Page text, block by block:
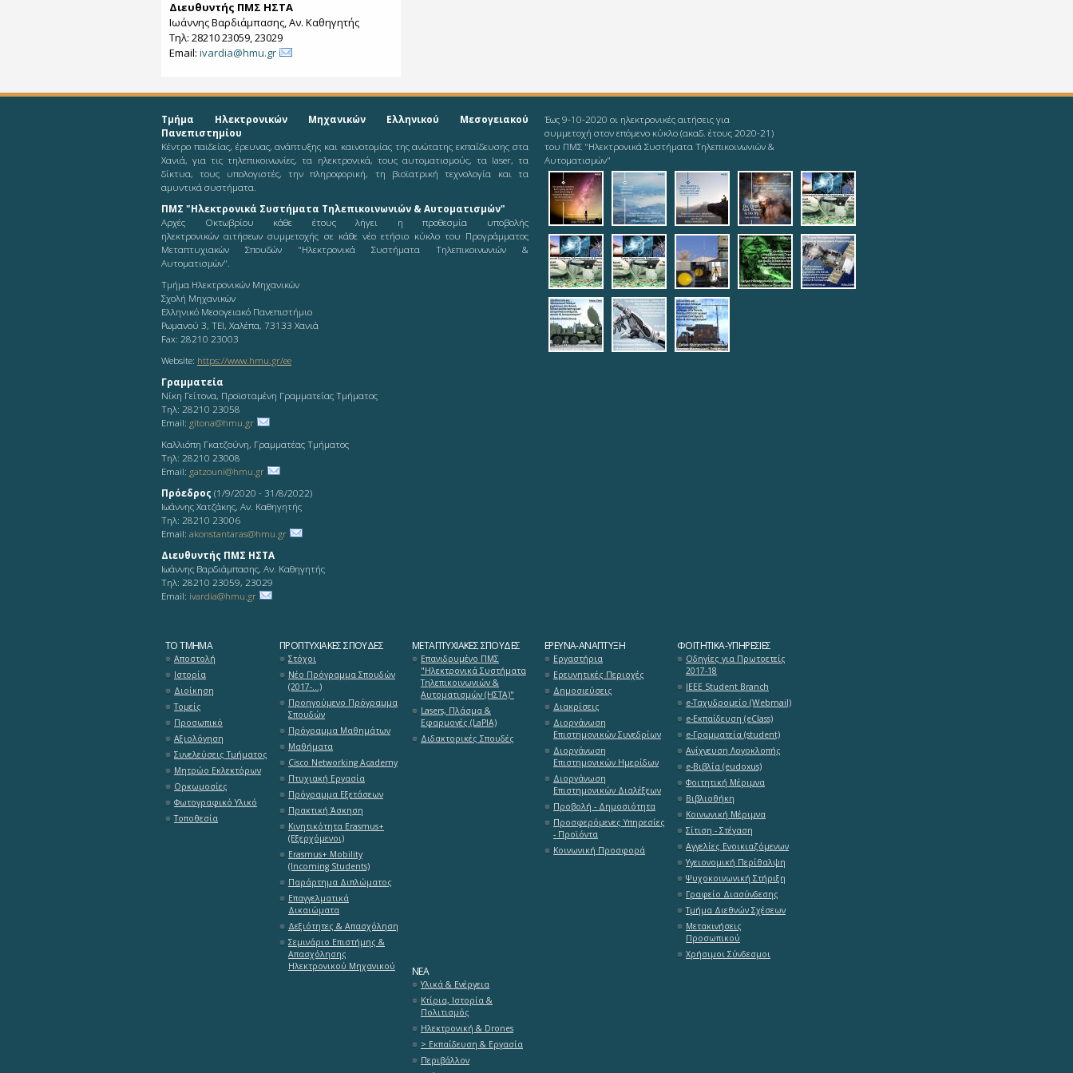
Διευθυντής ΠΜΣ ΗΣΤΑ
Ιωάννης Βαρδιάμπασης, Αν. Καθηγητής
Τηλ: 28210 23059, 23029
Email: ivardia@hmu.gr
Τμήμα Ηλεκτρονικών Μηχανικών Ελληνικού Μεσογειακού
Πανεπιστημίου
Κέντρο παιδείας, έρευνας, ανάπτυξης και καινοτομίας της ανώτατης εκπαίδευσης στα
Χανιά, για τις τηλεπικοινωνίες, τα ηλεκτρονικά, τους αυτοματισμούς, τα laser, τα
δίκτυα, τους υπολογιστές, την πληροφορική, τη βιοϊατρική τεχνολογία και τα
αμυντικά συστήματα.
ΠΜΣ "Ηλεκτρονικά Συστήματα Τηλεπικοινωνιών & Αυτοματισμών"
Αρχές Οκτωβρίου κάθε έτους λήγει η προθεσμία υποβολής
ηλεκτρονικών αιτήσεων συμμετοχής σε κάθε νέο ετήσιο κύκλο του Προγράμματος
Μεταπτυχιακών Σπουδών "Ηλεκτρονικά Συστήματα Τηλεπικοινωνιών &
Αυτοματισμών".
Τμήμα Ηλεκτρονικών Μηχανικών
Σχολή Μηχανικών
Ελληνικό Μεσογειακό Πανεπιστήμιο
Ρωμανού 3, ΤΕΙ, Χαλέπα, 73133 Χανιά
Fax: 28210 23003
Website: https://www.hmu.gr/ee
Γραμματεία
Νίκη Γείτονα, Προϊσταμένη Γραμματείας Τμήματος
Τηλ: 28210 23058
Email: gitona@hmu.gr
Καλλιόπη Γκατζούνη, Γραμματέας Τμήματος
Τηλ: 28210 23008
Email: gatzouni@hmu.gr
Πρόεδρος (1/9/2020 - 31/8/2022)
Ιωάννης Χατζάκης, Αν. Καθηγητής
Τηλ: 28210 23006
Email: akonstantaras@hmu.gr
Διευθυντής ΠΜΣ ΗΣΤΑ
Ιωάννης Βαρδιάμπασης, Αν. Καθηγητής
Τηλ: 28210 23059, 23029
Email: ivardia@hmu.gr
Έως 9-10-2020 οι ηλεκτρονικές αιτήσεις για
συμμετοχή στον επόμενο κύκλο (ακαδ. έτους 2020-21)
του ΠΜΣ "Ηλεκτρονικά Συστήματα Τηλεπικοινωνιών &
Αυτοματισμών"
2019-08-11_ieee-givingup.jpg
2019-08-11_ieee-mind.jpg
2019-08-11_ieee-
odds.jpg
2019-08-11_ieee-
yoda.jpg
2019-08-
12_logotypophds.jpg
2019-08-12_logotypoista.jpg
2019-08-
21_logotypotmimatos.jpg
pictop.jpgteleautos_3.jpg
teleautos_4.jpg
teleautos_5.jpg
teleautos_6.jpg
teleautos_7.jpg
ΤΟ ΤΜΉΜΑ
Αποστολή
Ιστορία
Διοίκηση
Τομείς
Προσωπικό
Αξιολόγηση
Συνελεύσεις Τμήματος
Μητρώο Εκλεκτόρων
Ορκωμοσίες
Φωτογραφικό Υλικό
Τοποθεσία
ΠΡΟΠΤΥΧΙΑΚΈΣ ΣΠΟΥΔΈΣ
Στόχοι
Νέο Πρόγραμμα Σπουδών
(2017-...)
Προηγούμενο Πρόγραμμα
Σπουδών
Πρόγραμμα Μαθημάτων
Μαθήματα
Cisco Networking Academy
Πτυχιακή Εργασία
Πρόγραμμα Εξετάσεων
Πρακτική Άσκηση
Κινητικότητα Erasmus+
(Εξερχόμενοι)
Erasmus+ Mobility
(Incoming Students)
Παράρτημα Διπλώματος
Επαγγελματικά
Δικαιώματα
Δεξιότητες & Απασχόληση
Σεμινάριο Επιστήμης &
Απασχόλησης
Ηλεκτρονικού Μηχανικού
ΜΕΤΑΠΤΥΧΙΑΚΈΣ ΣΠΟΥΔΈΣ
Επανιδρυμένο ΠΜΣ
"Ηλεκτρονικά Συστήματα
Τηλεπικοινωνιών &
Αυτοματισμών (ΗΣΤΑ)"
Lasers, Πλάσμα &
Εφαρμογές (LaPlA)
Διδακτορικές Σπουδές
ΈΡΕΥΝΑ-ΑΝΆΠΤΥΞΗ
Εργαστήρια
Ερευνητικές Περιοχές
Δημοσιεύσεις
Διακρίσεις
Διοργάνωση
Επιστημονικών Συνεδρίων
Διοργάνωση
Επιστημονικών Ημερίδων
Διοργάνωση
Επιστημονικών Διαλέξεων
Προβολή - Δημοσιότητα
Προσφερόμενες Υπηρεσίες
- Προϊόντα
Κοινωνική Προσφορά
ΦΟΙΤΗΤΙΚΆ-ΥΠΗΡΕΣΊΕΣ
Οδηγίες για Πρωτοετείς
2017-18
ΙΕΕΕ Student Branch
e-Ταχυδρομείο (Webmail)
e-Εκπαίδευση (eClass)
e-Γραμματεία (student)
Ανίχνευση Λογοκλοπής
e-Βιβλία (eudoxus)
Φοιτητική Μέριμνα
Βιβλιοθήκη
Κοινωνική Μέριμνα
Σίτιση - Στέγαση
Αγγελίες Ενοικιαζόμενων
Υγειονομική Περίθαλψη
Ψυχοκοινωνική Στήριξη
Γραφείο Διασύνδεσης
Τμήμα Διεθνών Σχέσεων
Μετακινήσεις
Προσωπικού
Χρήσιμοι Σύνδεσμοι
ΝΈΑ
Υλικά & Ενέργεια
Κτίρια, Ιστορία &
Πολιτισμός
Ηλεκτρονική & Drones
> Εκπαίδευση & Εργασία
Περιβάλλον